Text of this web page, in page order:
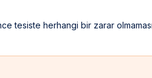
tesiste herhangi bir zarar